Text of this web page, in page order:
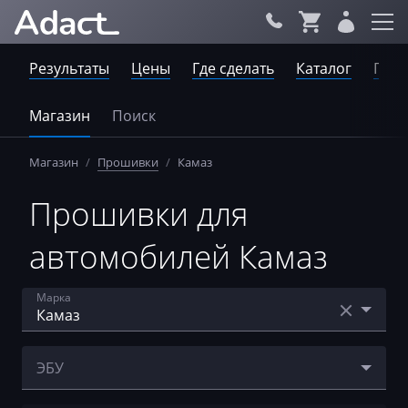
Результаты Цены Где сделать Каталог
Магазин Поиск
Магазин / Прошивки / Камаз
Прошивки для
автомобилей Камаз
Марка
ЭБУ